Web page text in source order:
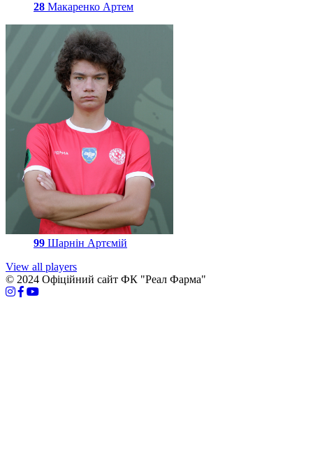
28 Макаренко Артем
99 Шарнін Артємій
View all players
© 2024 Офіційний сайт ФК "Реал Фарма"